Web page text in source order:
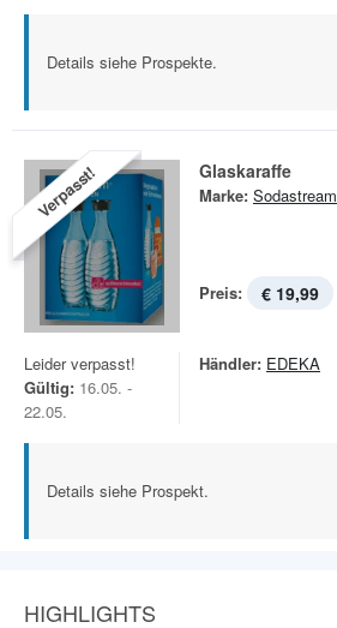
Details siehe Prospekte.
Verpasst! Glaskaraffe
Marke: Sodastream
Preis: € 19,99
Leider verpasst!
Gültig: 16.05. -
22.05.
Händler: EDEKA
Details siehe Prospekt.
HIGHLIGHTS